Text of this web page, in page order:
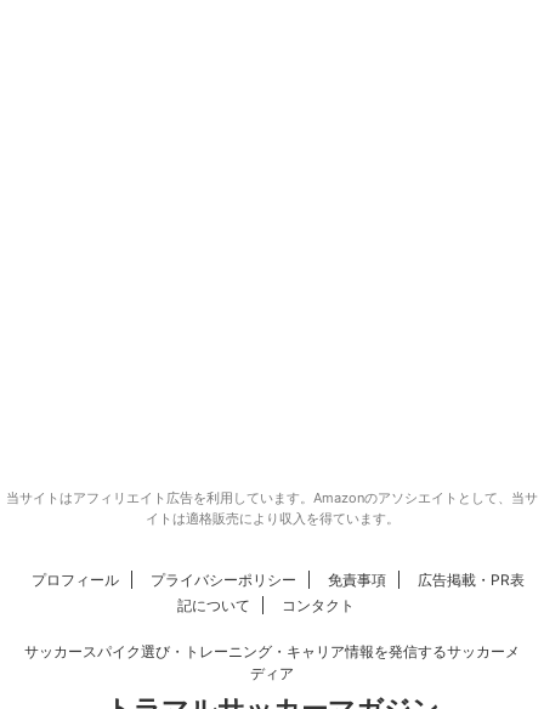
当サイトはアフィリエイト広告を利用しています。Amazonのアソシエイトとして、当サ
イトは適格販売により収入を得ています。
プロフィール プライバシーポリシー 免責事項
広告掲載・PR表
記について
コンタクト
サッカースパイク選び・トレーニング・キャリア情報を発信するサッカーメ
ディア